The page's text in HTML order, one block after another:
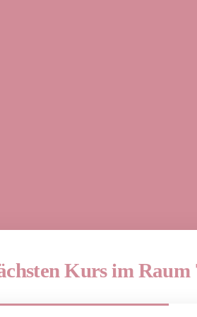
Kurs im Raum